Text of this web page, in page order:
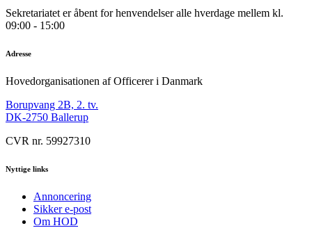
Sekretariatet er åbent for henvendelser alle hverdage mellem kl.
09:00 - 15:00
Adresse
Hovedorganisationen af Officerer i Danmark
Borupvang 2B, 2. tv.
DK-2750 Ballerup
CVR nr. 59927310
Nyttige links
Annoncering
Sikker e-post
Om HOD